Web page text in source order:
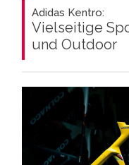
Adidas Kentro:
Vielseitige
und Outdoor